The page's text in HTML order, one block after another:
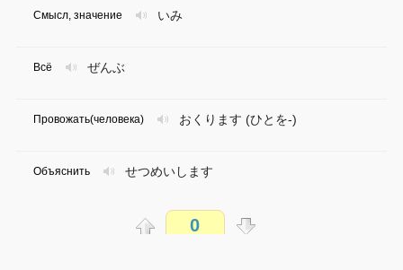
いみ
Смысл, значение
ぜんぶ
Всё
おくります (ひとを-)
Провожать(человека)
せつめいします
Объяснить
いれます(コーヒーを～)
0